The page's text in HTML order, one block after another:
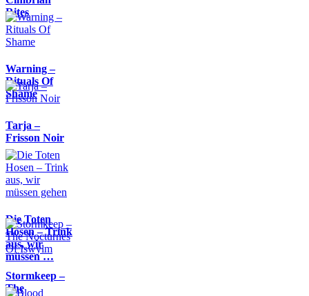
Rites
Warning –
Rituals Of
Shame
Tarja –
Frisson Noir
Die Toten
Hosen – Trink
aus, wir
müssen …
Stormkeep –
The